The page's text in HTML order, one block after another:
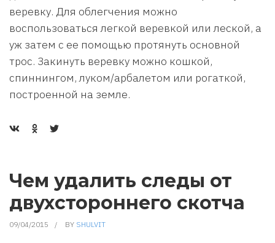
веревку. Для облегчения можно
воспользоваться легкой веревкой или леской, а
уж затем с ее помощью протянуть основной
трос. Закинуть веревку можно кошкой,
спиннингом, луком/арбалетом или рогаткой,
построенной на земле.
Чем удалить следы от
двухстороннего скотча
09/04/2015 BY SHULVIT